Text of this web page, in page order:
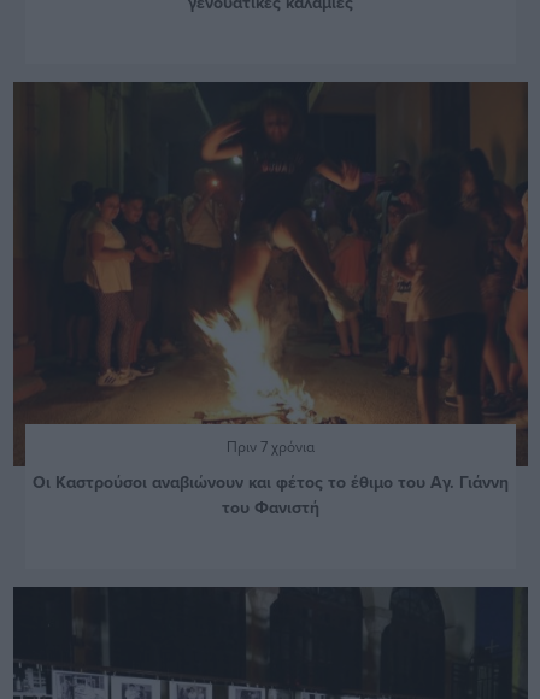
Πριν 7 χρόνια
Οι Καστρούσοι αναβιώνουν και φέτος το έθιμο του Αγ. Γιάννη
του Φανιστή